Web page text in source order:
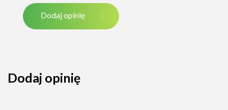
Dodaj opinię
Dodaj opinię